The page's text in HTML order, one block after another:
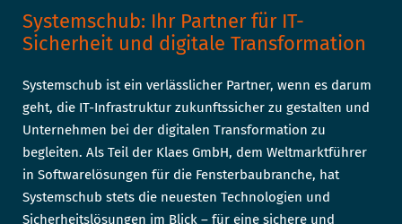
Systemschub: Ihr Partner für IT-
Sicherheit und digitale Transformation
Systemschub ist ein verlässlicher Partner, wenn es darum
geht, die IT-Infrastruktur zukunftssicher zu gestalten und
Unternehmen bei der digitalen Transformation zu
begleiten. Als Teil der Klaes GmbH, dem Weltmarktführer
in Softwarelösungen für die Fensterbaubranche, hat
Systemschub stets die neuesten Technologien und
Sicherheitslösungen im Blick – für eine sichere und